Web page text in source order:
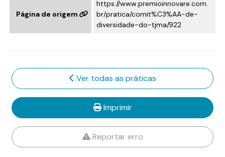
Página de origem
https://www.premioinnovare.com.
br/pratica/comit%C3%AA-de-
diversidade-do-tjma/922
Ver todas as práticas
Imprimir
Reportar erro